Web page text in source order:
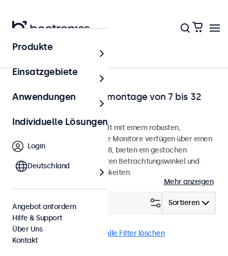
Startseite
Monitore für die Tischmontage von 7 bis 32
Desktop-Monitore, entwickelt mit einem robusten,
verstellbaren Standfuß. Diese Monitore verfügen über einen
kompakten, stabilen Standfuß, bieten ein gestochen
scharfes Bild mit einem breiten Betrachtungswinkel und
vielseitige Anschlussmöglichkeiten.
Mehr anzeigen
Sortieren
Filtern (4
Tisch 15 Zoll Monitore Alle Filter löschen
Produkte
Einsatzgebiete
Anwendungen
Individuelle Lösungen
Login
Deutschland
Angebot anfordern
Hilfe & Support
Über Uns
Kontakt